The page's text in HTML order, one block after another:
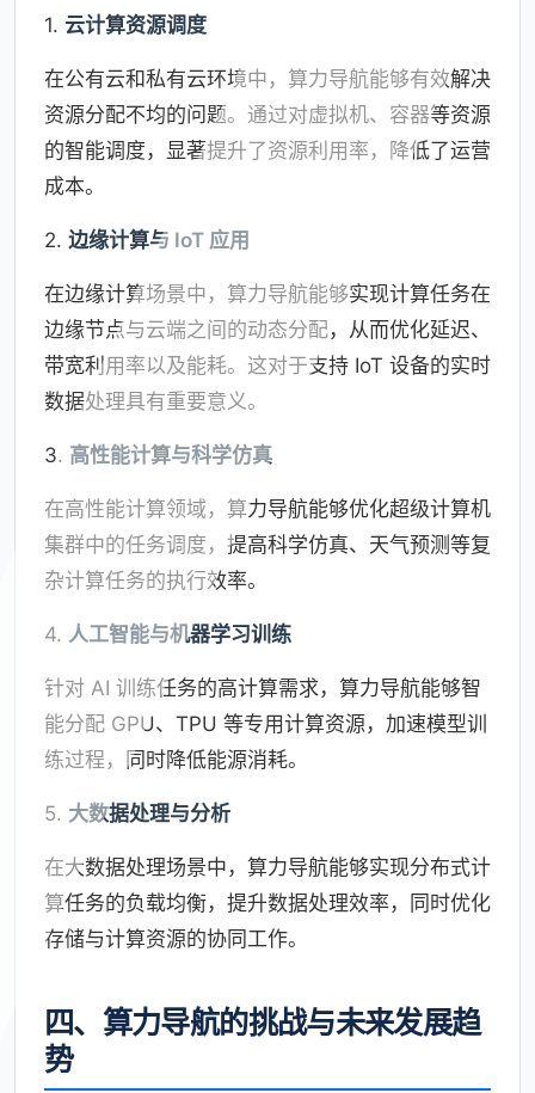
1. 云计算资源调度
在公有云和私有云环境中，算力导航能够有效解决
资源分配不均的问题。通过对虚拟机、容器等资源
的智能调度，显著提升了资源利用率，降低了运营
成本。
2. 边缘计算与 IoT 应用
在边缘计算场景中，算力导航能够实现计算任务在
边缘节点与云端之间的动态分配，从而优化延迟、
带宽利用率以及能耗。这对于支持 IoT 设备的实时
数据处理具有重要意义。
3. 高性能计算与科学仿真
在高性能计算领域，算力导航能够优化超级计算机
集群中的任务调度，提高科学仿真、天气预测等复
杂计算任务的执行效率。
4. 人工智能与机器学习训练
针对 AI 训练任务的高计算需求，算力导航能够智
能分配 GPU、TPU 等专用计算资源，加速模型训
练过程，同时降低能源消耗。
5. 大数据处理与分析
在大数据处理场景中，算力导航能够实现分布式计
算任务的负载均衡，提升数据处理效率，同时优化
存储与计算资源的协同工作。
四、算力导航的挑战与未来发展趋
势